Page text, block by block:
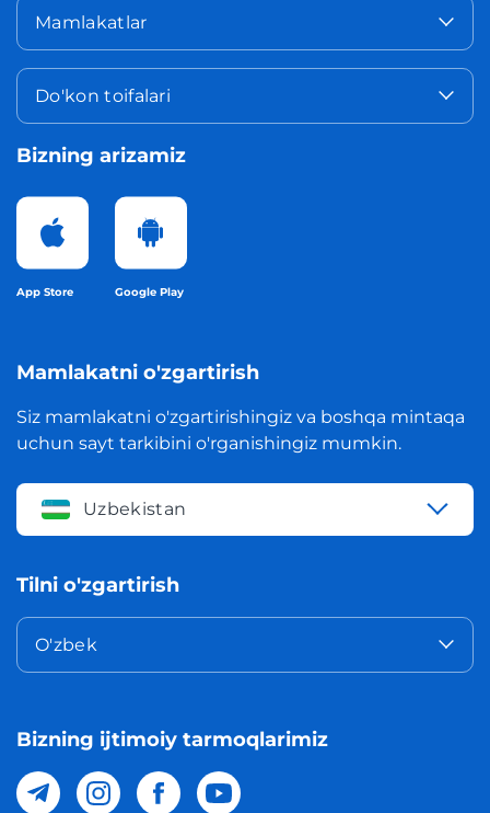
Mamlakatlar
Do'kon toifalari
Bizning arizamiz
App Store Google Play
Mamlakatni o'zgartirish
Siz mamlakatni o'zgartirishingiz va boshqa mintaqa
uchun sayt tarkibini o'rganishingiz mumkin.
Uzbekistan
Tilni o'zgartirish
O'zbek
Bizning ijtimoiy tarmoqlarimiz